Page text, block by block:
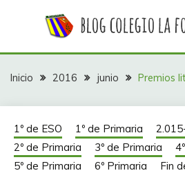
COLEGIO
FONTAINE
colegio La Fontaine
Inicio 2016 junio Premios
1º de ESO 1º de Primaria
2º de Primaria
3º de Primaria
5º de Primaria
6º Primaria
Fin